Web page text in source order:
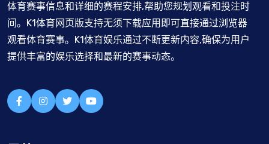
体育赛事信息和详细的赛程安排,帮助您规划观看和投注时
间。K1体育网页版支持无须下载应用即可直接通过浏览器
观看体育赛事。K1体育娱乐通过不断更新内容,确保为用户
提供丰富的娱乐选择和最新的赛事动态。